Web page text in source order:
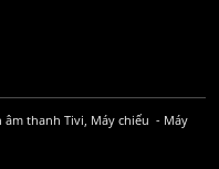
âm thanh Tivi, Máy chiếu - Máy